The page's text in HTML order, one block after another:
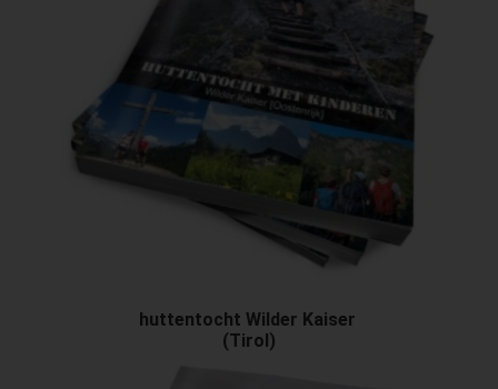
huttentocht Wilder Kaiser
(Tirol)